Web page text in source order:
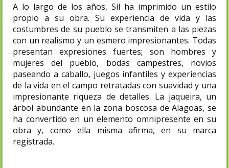
A lo largo de los años, Sil ha imprimido un estilo
propio a su obra. Su experiencia de vida y las
costumbres de su pueblo se transmiten a las piezas
con un realismo y un esmero impresionantes. Todas
presentan expresiones fuertes; son hombres y
mujeres del pueblo, bodas campestres, novios
paseando a caballo, juegos infantiles y experiencias
de la vida en el campo retratadas con suavidad y una
impresionante riqueza de detalles. La jaqueira, un
árbol abundante en la zona boscosa de Alagoas, se
ha convertido en un elemento omnipresente en su
obra y, como ella misma afirma, en su marca
registrada.